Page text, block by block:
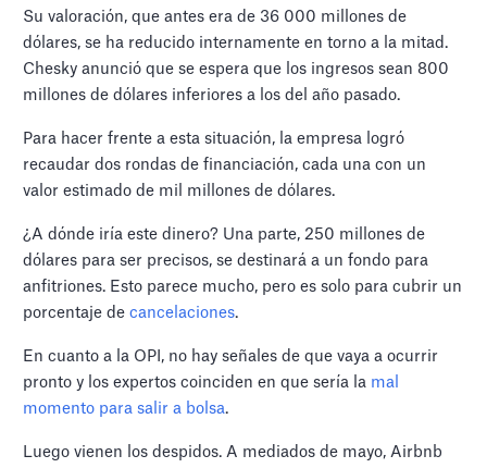
Su valoración, que antes era de 36 000 millones de
dólares, se ha reducido internamente en torno a la mitad.
Chesky anunció que se espera que los ingresos sean 800
millones de dólares inferiores a los del año pasado.
Para hacer frente a esta situación, la empresa logró
recaudar dos rondas de financiación, cada una con un
valor estimado de mil millones de dólares.
¿A dónde iría este dinero? Una parte, 250 millones de
dólares para ser precisos, se destinará a un fondo para
anfitriones. Esto parece mucho, pero es solo para cubrir un
porcentaje decancelaciones.
En cuanto a la OPI, no hay señales de que vaya a ocurrir
pronto y los expertos coinciden en que sería la mal
momento para salir a bolsa.
Luego vienen los despidos. A mediados de mayo, Airbnb